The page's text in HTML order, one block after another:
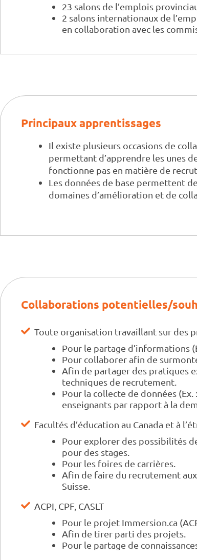
23 salons de l’emplois
2 salons internationaux de
en collaboration avec les
Principaux apprentissages
Il existe plusieurs occasions de
permettant d’apprendre les unes
fonctionne pas en matière de
Les données de base permettent
domaines d’amélioration et de
Collaborations potentielles/
Toute organisation travaillant sur des
Pour le partage d’informations
Pour collaborer afin de
Afin de partager des pratiques
techniques de recrutement.
Pour la collecte de données
enseignants par rapport à la
Facultés d’éducation au Canada et à
Pour explorer des possibilités
pour des stages.
Pour les foires de carrières.
Afin de faire du recrutement
Suisse.
ACPI, CPF, CASLT
Pour le projet Immersion.ca
Afin de tirer parti des projets.
Pour le partage de